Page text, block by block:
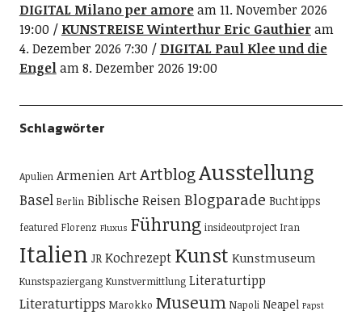
DIGITAL Milano per amoream 11. November 2026
19:00
KUNSTREISE Winterthur Eric Gauthieram
4. Dezember 2026 7:30
DIGITAL Paul Klee und die
Engelam 8. Dezember 2026 19:00
Schlagwörter
Apulien ArmenienArtArtblogAusstellung
Basel Berlin Biblische ReisenBlogparade Buchtipps
featured Florenz Fluxus Führung insideoutproject Iran
Italien JR Kochrezept Kunst Kunstmuseum
Kunstspaziergang Kunstvermittlung Literaturtipp
Literaturtipps Marokko Museum Napoli Neapel Papst